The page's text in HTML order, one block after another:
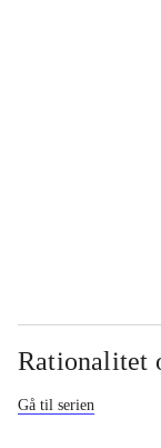
Rationalitet
Gå til serien